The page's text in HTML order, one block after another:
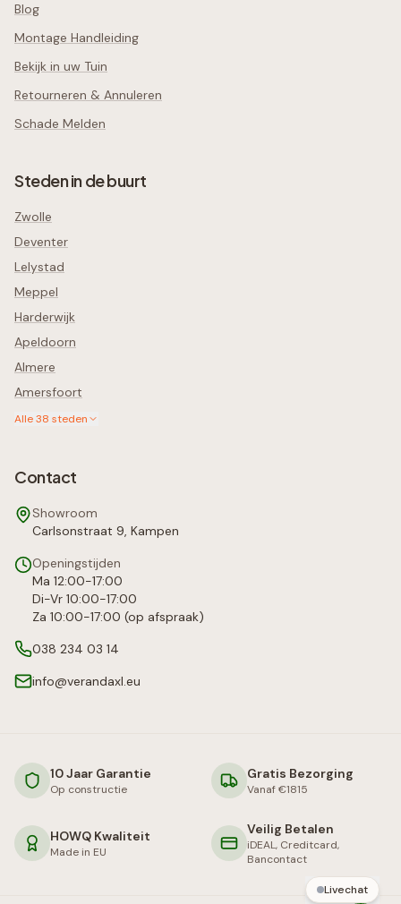
Blog
Montage Handleiding
Bekijk in uw Tuin
Retourneren & Annuleren
Schade Melden
Steden in de buurt
Zwolle
Deventer
Lelystad
Meppel
Harderwijk
Apeldoorn
Almere
Amersfoort
Alle38 steden
Contact
Showroom
Carlsonstraat 9, Kampen
Openingstijden
Ma 12:00-17:00
Di-Vr 10:00-17:00
Za 10:00-17:00 (op afspraak)
038 234 03 14
info@verandaxl.eu
10 Jaar Garantie
Op constructie
Gratis Bezorging
Vanaf €1815
HOWQ Kwaliteit
Made in EU
Veilig Betalen
iDEAL, Creditcard,
Bancontact
Livechat